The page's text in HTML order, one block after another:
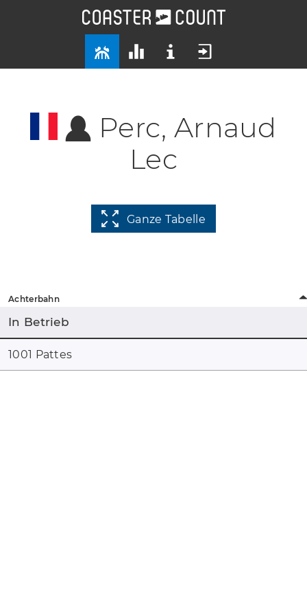
Perc, Arnaud
Lec
Ganze Tabelle
Achterbahn
In Betrieb
1001 Pattes